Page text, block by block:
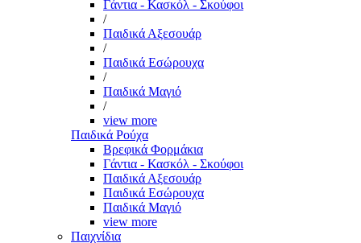
Γάντια - Κασκόλ - Σκούφοι
/
Παιδικά Αξεσουάρ
/
Παιδικά Εσώρουχα
/
Παιδικά Μαγιό
/
view more
Παιδικά Ρούχα
Βρεφικά Φορμάκια
Γάντια - Κασκόλ - Σκούφοι
Παιδικά Αξεσουάρ
Παιδικά Εσώρουχα
Παιδικά Μαγιό
view more
Παιχνίδια